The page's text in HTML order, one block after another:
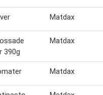
Matdax
390g
Matdax
Matdax